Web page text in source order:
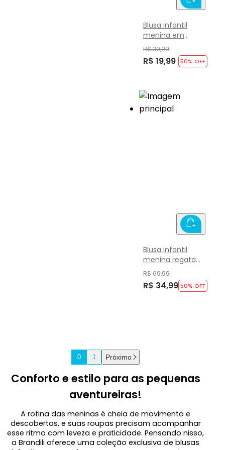
0 1 Próximo
Blusa infantil
menina em
cotton Brandili
R$ 39,99
R$ 19,99 50% OFF
Blusa infantil
menina regata
esportiva Brandili
Active
R$ 69,99
R$ 34,99 50% OFF
Conforto e estilo para as pequenas
aventureiras!
A rotina das meninas é cheia de movimento e
descobertas, e suas roupas precisam acompanhar
esse ritmo com leveza e praticidade. Pensando nisso,
a Brandili oferece uma coleção exclusiva de blusas